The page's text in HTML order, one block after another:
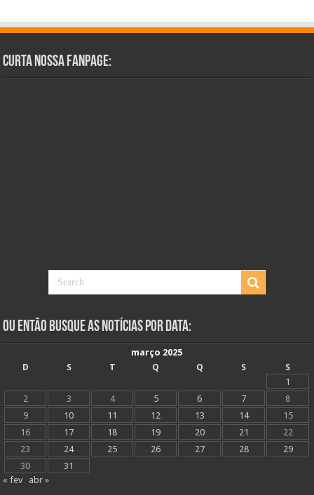
Curta Nossa Fanpage:
Ou Então Busque as Notícias Por Data:
março 2025
D
S T Q Q S
S
1
2
3 4 5 6 7
8
9
10 11 12 13 14
15
16
17 18 19 20 21
22
23
24 25 26 27 28
29
30
31
« fev
abr »